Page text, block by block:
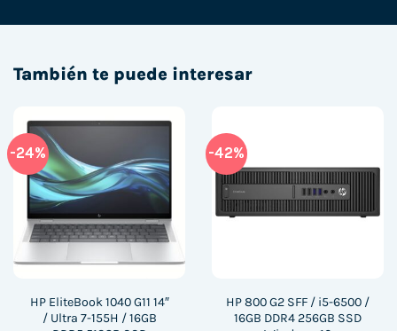
También te puede interesar
-24%
HP EliteBook 1040 G11 14″
/ Ultra 7-155H / 16GB
-42%
HP 800 G2 SFF / i5-6500 /
16GB DDR4 256GB SSD